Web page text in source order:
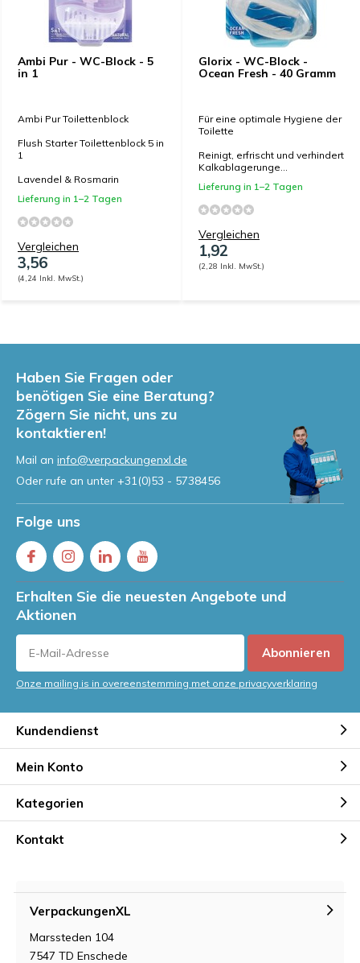
Ambi Pur - WC-Block - 5
in 1
Ambi Pur Toilettenblock
Flush Starter Toilettenblock 5 in
1
Lavendel & Rosmarin
Lieferung in 1–2 Tagen
Vergleichen
3,56
(4,24 Inkl. MwSt.)
Glorix - WC-Block -
Ocean Fresh - 40 Gramm
Für eine optimale Hygiene der
Toilette
Reinigt, erfrischt und verhindert
Kalkablagerunge...
Lieferung in 1–2 Tagen
Vergleichen
1,92
(2,28 Inkl. MwSt.)
Haben Sie Fragen oder
benötigen Sie eine Beratung?
Zögern Sie nicht, uns zu
kontaktieren!
Mail an info@verpackungenxl.de
Oder rufe an unter +31(0)53 - 5738456
Folge uns
Erhalten Sie die neuesten Angebote und
Aktionen
Abonnieren
Onze mailing is in overeenstemming met onze privacyverklaring
Kundendienst
Mein Konto
Kategorien
Kontakt
VerpackungenXL
Marssteden 104
7547 TD Enschede